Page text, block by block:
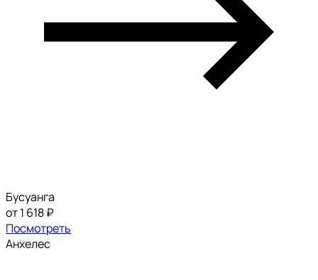
Бусуанга
от 1 618 ₽
Посмотреть
Анхелес